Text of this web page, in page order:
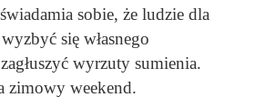
sobie, że ludzie dla
się własnego
wyrzuty sumienia.
zimowy weekend.